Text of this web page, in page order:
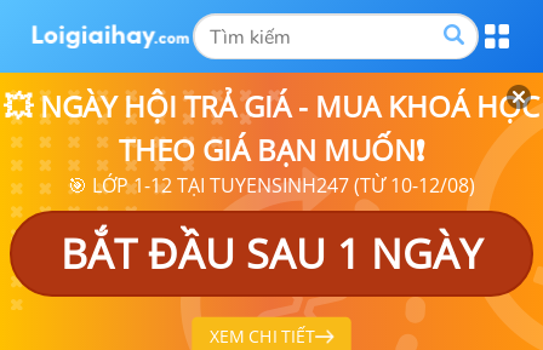
💥 NGÀY HỘI TRẢ GIÁ - MUA KHOÁ HỌC
THEO GIÁ BẠN MUỐN❗
🎯 LỚP 1-12 TẠI TUYENSINH247 (TỪ 10-12/08)
BẮT ĐẦU SAU 1 NGÀY
XEM CHI TIẾT